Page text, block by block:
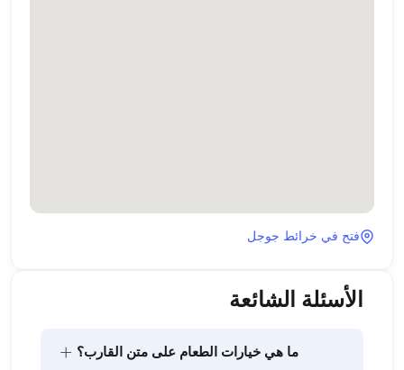
فتح في خرائط جوجل
الأسئلة الشائعة
ما هي خيارات الطعام على متن القارب؟ +